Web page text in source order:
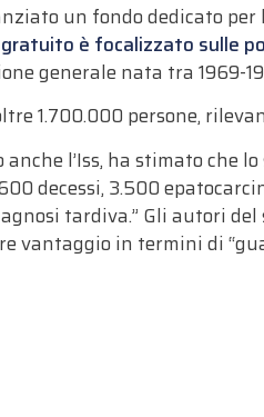
un fondo dedicato per
è focalizzato sulle
generale nata tra 1969-
1.700.000 persone,
l’Iss, ha stimato che
decessi, 3.500
tardiva.” Gli autori
vantaggio in termini di